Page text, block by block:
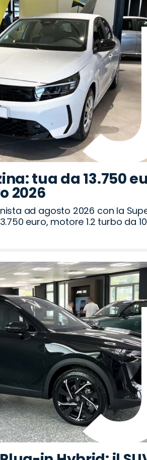
tua da 13.750
2026
ad agosto 2026 con la
euro, motore 1.2 turbo da